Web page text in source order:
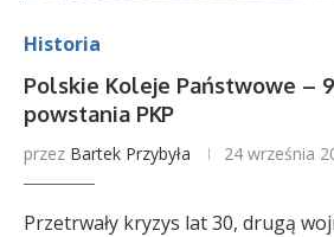
Historia
Polskie Koleje Państwowe –
powstania PKP
przez Bartek Przybyła 24 września
Przetrwały kryzys lat 30, drugą